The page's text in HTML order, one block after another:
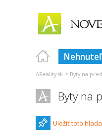
AReality.sk > Byty na
Byty na
Uložiť toto